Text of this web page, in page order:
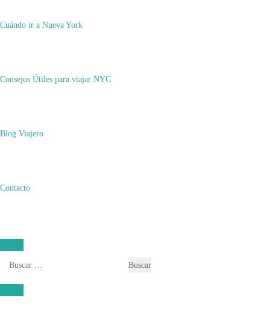
Cuándo ir a Nueva York
Consejos Útiles para viajar NYC
Blog Viajero
Contacto